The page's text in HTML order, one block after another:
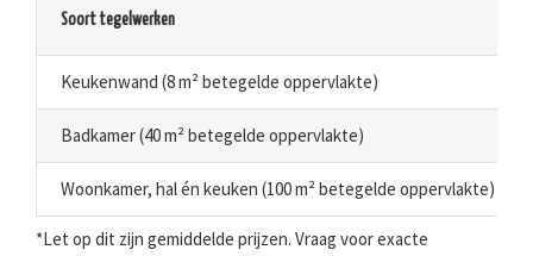
Soort tegelwerken
Keukenwand (8 m² betegelde oppervlakte)
Badkamer (40 m² betegelde oppervlakte)
Woonkamer, hal én keuken (100 m² betegelde oppervlakte)
*Let op dit zijn gemiddelde prijzen. Vraag voor exacte